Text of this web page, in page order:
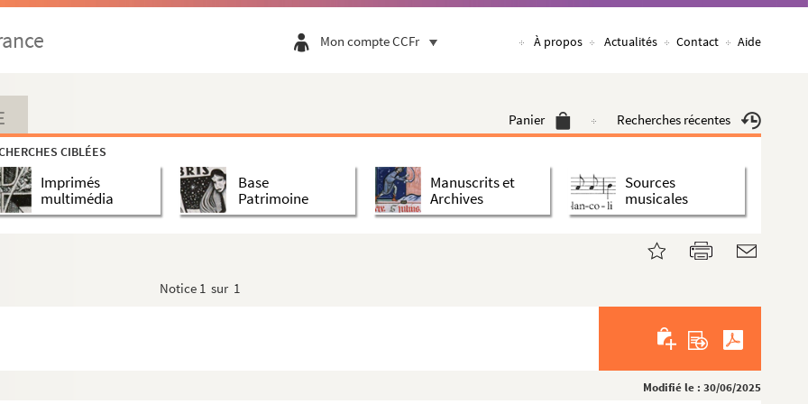
Mon compte CCFr À propos Actualités Contact Aide
Panier Recherches récentes
CIBLÉES
Imprimés
multimédia
Base
Patrimoine
Manuscrits et
Archives
Sources
musicales
Notice 1 sur 1
Modifié le : 30/06/2025